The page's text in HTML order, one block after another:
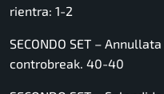
rientra: 1-2
SECONDO SET –
controbreak. 40-40